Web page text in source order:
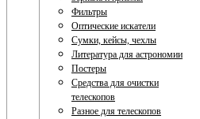
Фильтры
Оптические искатели
Сумки, кейсы, чехлы
Литература для астрономии
Постеры
Средства для очистки
телескопов
Разное для телескопов